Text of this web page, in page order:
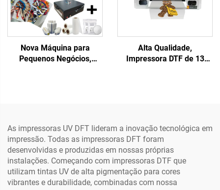
Nova Máquina para
Pequenos Negócios,
Impressora DTF XP600,
Qualquer Tecido, 1 Ano de
Garantia
Alta Qualidade,
Impressora DTF de 13
Transferência
As impressoras UV DFT lideram a inovação tecnológica em
impressão. Todas as impressoras DFT foram
desenvolvidas e produzidas em nossas próprias
instalações. Começando com impressoras DTF que
utilizam tintas UV de alta pigmentação para cores
vibrantes e durabilidade, combinadas com nossa